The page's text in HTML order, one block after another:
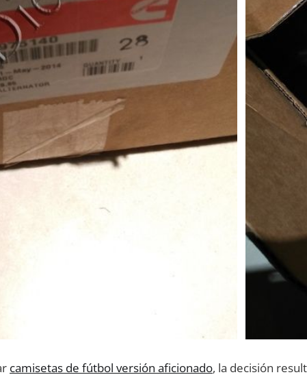
camisetas de fútbol versión aficionado, la decisión